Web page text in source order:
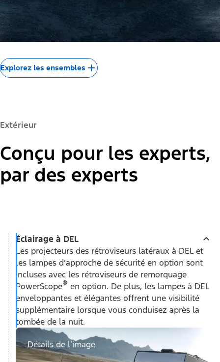
Explorez les ensembles
Extérieur
Conçu pour les experts,
par des experts
Éclairage à DEL
Les projecteurs des rétroviseurs latéraux à DEL et
les lampes d’approche de sécurité en option sont
incluses avec les rétroviseurs de remorquage
PowerScope® en option. De plus, les lampes à DEL
enveloppantes et élégantes offrent une visibilité
supplémentaire lorsque vous conduisez après la
tombée de la nuit.
Détails de l’image